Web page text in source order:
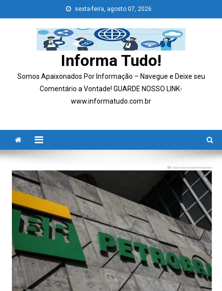
to
sexta-feira, agosto 07, 2026
Informa Tudo!
Somos Apaixonados Por Informação – Navegue e Deixe seu
Comentário a Vontade! GUARDE NOSSO LINK-
www.informatudo.com.br